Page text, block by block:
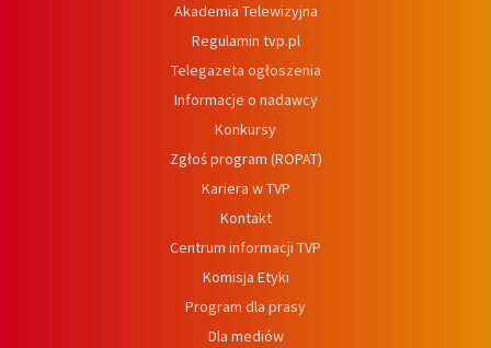
Akademia Telewizyjna
Regulamin tvp.pl
Telegazeta ogłoszenia
Informacje o nadawcy
Konkursy
Zgłoś program (ROPAT)
Kariera w TVP
Kontakt
Centrum informacji TVP
Komisja Etyki
Program dla prasy
Dla mediów